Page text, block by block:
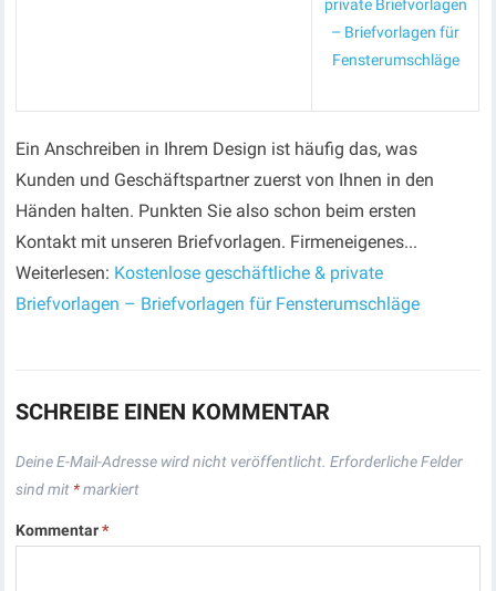
private Briefvorlagen
– Briefvorlagen für
Fensterumschläge
Ein Anschreiben in Ihrem Design ist häufig das, was
Kunden und Geschäftspartner zuerst von Ihnen in den
Händen halten. Punkten Sie also schon beim ersten
Kontakt mit unseren Briefvorlagen. Firmeneigenes...
Weiterlesen: Kostenlose geschäftliche & private
Briefvorlagen – Briefvorlagen für Fensterumschläge
SCHREIBE EINEN KOMMENTAR
Deine E-Mail-Adresse wird nicht veröffentlicht. Erforderliche Felder
sind mit *markiert
Kommentar*